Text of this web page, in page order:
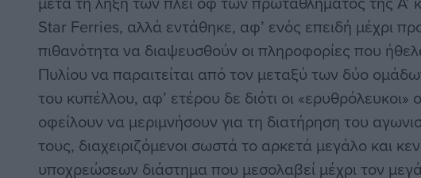
Star Ferries, αλλά εντάθηκε, αφ’ ενός επειδή μέχρι
πιθανότητα να διαψευσθούν οι πληροφορίες που
Πυλίου να παραιτείται από τον μεταξύ των δύο
του κυπέλλου, αφ’ ετέρου δε διότι οι
οφείλουν να μεριμνήσουν για τη διατήρηση του
τους, διαχειριζόμενοι σωστά το αρκετά μεγάλο και
υποχρεώσεων διάστημα που μεσολαβεί μέχρι τον